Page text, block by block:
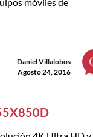
Daniel Villalobos
Agosto 24, 2016